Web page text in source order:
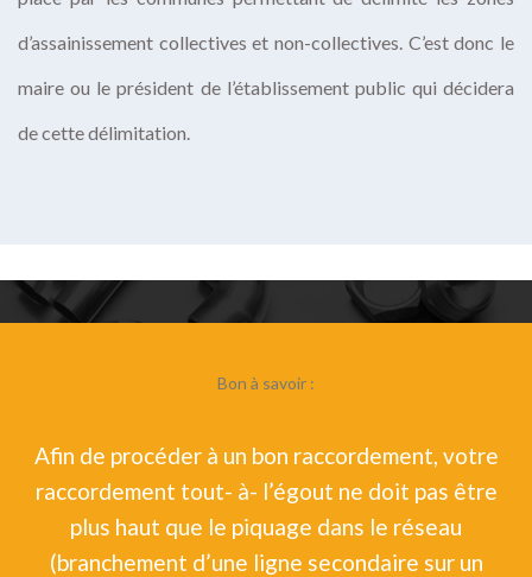
d’assainissement collectives et non-collectives. C’est donc le
maire ou le président de l’établissement public qui décidera
de cette délimitation.
Bon à savoir :
Afin de procéder à un bon raccordement, votre
raccordement tout- à- l’égout ne doit pas être
plus haut que le piquage dans le réseau
(branchement d’une ligne secondaire sur un